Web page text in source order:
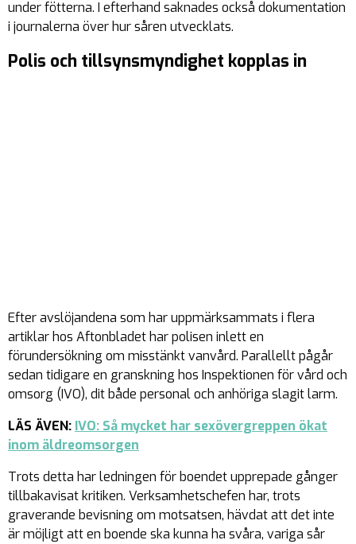
under fötterna. I efterhand saknades också dokumentation
i journalerna över hur såren utvecklats.
Polis och tillsynsmyndighet kopplas in
Efter avslöjandena som har uppmärksammats i flera
artiklar hos Aftonbladet har polisen inlett en
förundersökning om misstänkt vanvård. Parallellt pågår
sedan tidigare en granskning hos Inspektionen för vård och
omsorg (IVO), dit både personal och anhöriga slagit larm.
LÄS ÄVEN: IVO: Så mycket har sexövergreppen ökat
inom äldreomsorgen
Trots detta har ledningen för boendet upprepade gånger
tillbakavisat kritiken. Verksamhetschefen har, trots
graverande bevisning om motsatsen, hävdat att det inte
är möjligt att en boende ska kunna ha svåra, variga sår